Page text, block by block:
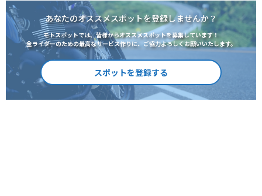
あなたのオススメスポットを登録しませんか？
モトスポットでは、皆様からオススメスポットを募集しています！
全ライダーのための最高なサービス作りに、ご協力よろしくお願いいたします。
スポットを登録する